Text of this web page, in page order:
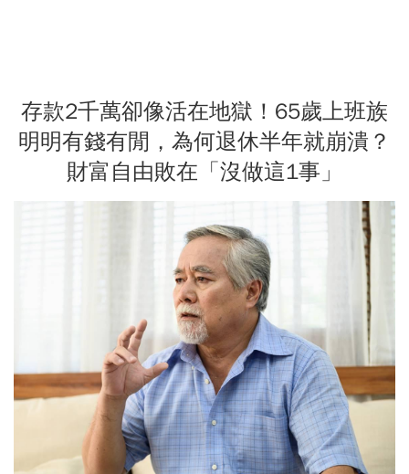
存款2千萬卻像活在地獄！65歲上班族
明明有錢有閒，為何退休半年就崩潰？
財富自由敗在「沒做這1事」